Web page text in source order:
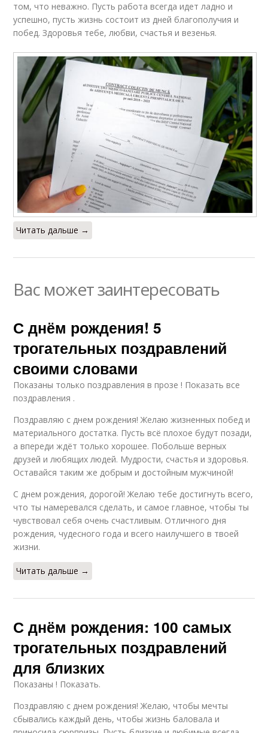
том, что неважно. Пусть работа всегда идет ладно и
успешно, пусть жизнь состоит из дней благополучия и
побед. Здоровья тебе, любви, счастья и везенья.
Читать дальше →
Вас может заинтересовать
С днём рождения! 5
трогательных поздравлений
своими словами
Показаны только поздравления в прозе ! Показать все
поздравления .
Поздравляю с днем рождения! Желаю жизненных побед и
материального достатка. Пусть всё плохое будут позади,
а впереди ждёт только хорошее. Побольше верных
друзей и любящих людей. Мудрости, счастья и здоровья.
Оставайся таким же добрым и достойным мужчиной!
С днем рождения, дорогой! Желаю тебе достигнуть всего,
что ты намеревался сделать, и самое главное, чтобы ты
чувствовал себя очень счастливым. Отличного дня
рождения, чудесного года и всего наилучшего в твоей
жизни.
Читать дальше →
С днём рождения: 100 самых
трогательных поздравлений
для близких
Показаны ! Показать.
Поздравляю с днем рождения! Желаю, чтобы мечты
сбывались каждый день, чтобы жизнь баловала и